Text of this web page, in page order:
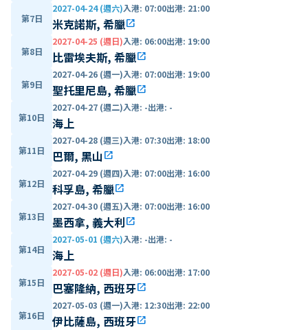
第7日
2027-04-24 (週六)入港: 07:00出港: 21:00
米克諾斯, 希臘open_in_new
第8日
2027-04-25 (週日)入港: 06:00出港: 19:00
比雷埃夫斯, 希臘open_in_new
第9日
2027-04-26 (週一)入港: 07:00出港: 19:00
聖托里尼島, 希臘open_in_new
第10日
2027-04-27 (週二)入港: -出港: -
海上
第11日
2027-04-28 (週三)入港: 07:30出港: 18:00
巴爾, 黑山 open_in_new
第12日
2027-04-29 (週四)入港: 07:00出港: 16:00
科孚島, 希臘open_in_new
第13日
2027-04-30 (週五)入港: 07:00出港: 16:00
墨西拿, 義大利open_in_new
第14日
2027-05-01 (週六)入港: -出港: -
海上
第15日
2027-05-02 (週日)入港: 06:00出港: 17:00
巴塞隆納, 西班牙open_in_new
第16日
2027-05-03 (週一)入港: 12:30出港: 22:00
伊比薩島, 西班牙open_in_new